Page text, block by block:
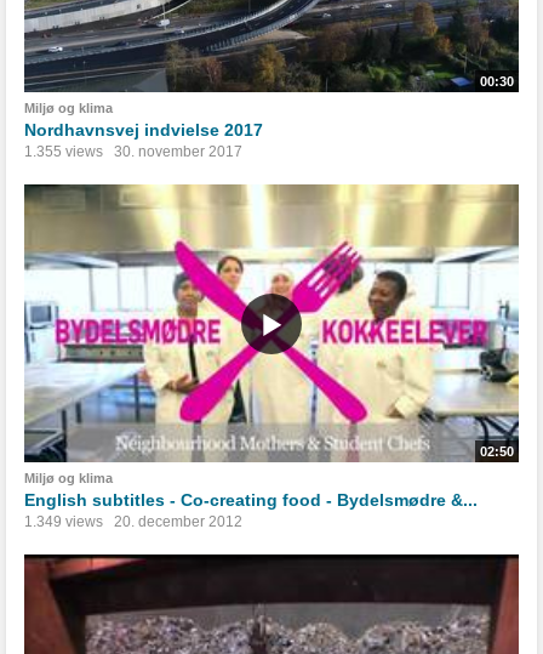
00:30
Miljø og klima
Nordhavnsvej indvielse 2017
1.355 views 30. november 2017
02:50
Miljø og klima
English subtitles - Co-creating food - Bydelsmødre &...
1.349 views 20. december 2012